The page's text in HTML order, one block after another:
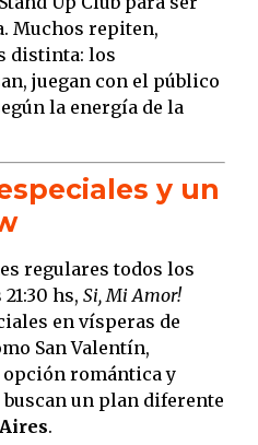
Muchos repiten,
distinta: los
juegan con el público
la energía de la
y un
regulares todos los
hs, Si, Mi Amor!
en vísperas de
San Valentín,
romántica y
un plan diferente
.